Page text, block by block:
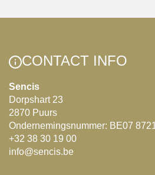
CONTACT INFO
Sencis
Dorpshart 23
2870 Puurs
Ondernemingsnummer: BE07
+32 38 30 19 00
info@sencis.be